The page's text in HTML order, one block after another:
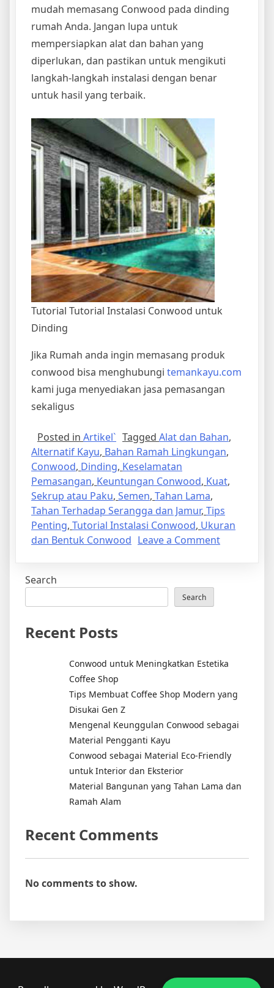
mudah memasang Conwood pada dinding
rumah Anda. Jangan lupa untuk
mempersiapkan alat dan bahan yang
diperlukan, dan pastikan untuk mengikuti
langkah-langkah instalasi dengan benar
untuk hasil yang terbaik.
Tutorial Tutorial Instalasi Conwood untuk
Dinding
Jika Rumah anda ingin memasang produk
conwood bisa menghubungi temankayu.com
kami juga menyediakan jasa pemasangan
sekaligus
Posted in Artikel` Tagged Alat dan Bahan,
Alternatif Kayu, Bahan Ramah Lingkungan,
Conwood, Dinding, Keselamatan
Pemasangan, Keuntungan Conwood, Kuat,
Sekrup atau Paku, Semen, Tahan Lama,
Tahan Terhadap Serangga dan Jamur, Tips
Penting, Tutorial Instalasi Conwood, Ukuran
dan Bentuk Conwood Leave a Commenton
Search
Search
Recent Posts
Conwood untuk Meningkatkan Estetika
Coffee Shop
Tips Membuat Coffee Shop Modern yang
Disukai Gen Z
Mengenal Keunggulan Conwood sebagai
Material Pengganti Kayu
Conwood sebagai Material Eco-Friendly
untuk Interior dan Eksterior
Material Bangunan yang Tahan Lama dan
Ramah Alam
Recent Comments
No comments to show.